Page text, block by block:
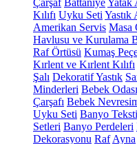
Çarşaf BattaniyeYatak
Kılıfı Uyku Seti Yastık
Amerikan Servis Masa
Havlusu ve Kurulama
Raf Örtüsü Kumaş
Kırlent ve Kırlent Kılıfı
Şalı Dekoratif Yastık
Minderleri Bebek
Çarşafı Bebek
Uyku Seti Banyo
Setleri Banyo Perdeleri
Dekorasyonu Raf Ayna